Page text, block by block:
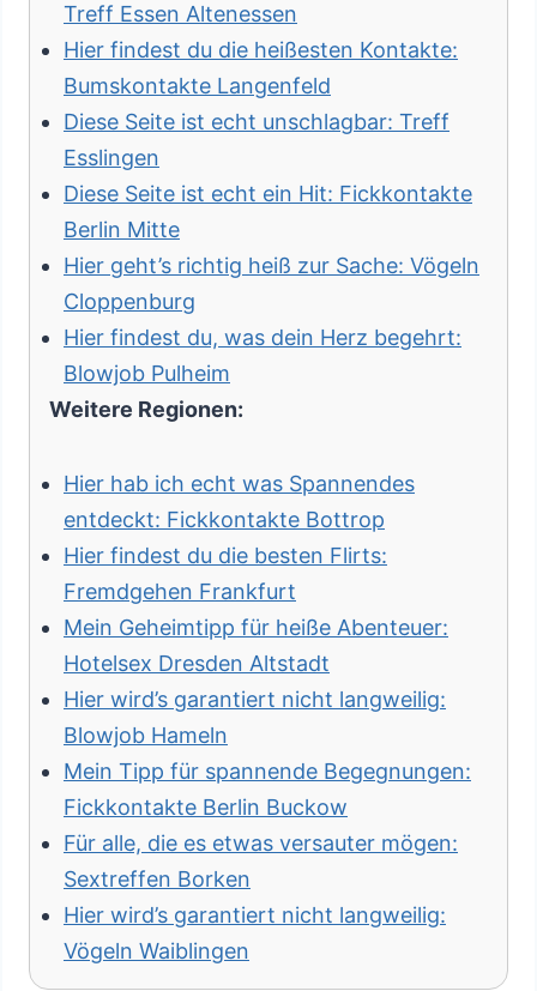
Treff Essen Altenessen
Hier findest du die heißesten Kontakte:
Bumskontakte Langenfeld
Diese Seite ist echt unschlagbar: Treff
Esslingen
Diese Seite ist echt ein Hit: Fickkontakte
Berlin Mitte
Hier geht’s richtig heiß zur Sache: Vögeln
Cloppenburg
Hier findest du, was dein Herz begehrt:
Blowjob Pulheim
Weitere Regionen:
Hier hab ich echt was Spannendes
entdeckt: Fickkontakte Bottrop
Hier findest du die besten Flirts:
Fremdgehen Frankfurt
Mein Geheimtipp für heiße Abenteuer:
Hotelsex Dresden Altstadt
Hier wird’s garantiert nicht langweilig:
Blowjob Hameln
Mein Tipp für spannende Begegnungen:
Fickkontakte Berlin Buckow
Für alle, die es etwas versauter mögen:
Sextreffen Borken
Hier wird’s garantiert nicht langweilig:
Vögeln Waiblingen